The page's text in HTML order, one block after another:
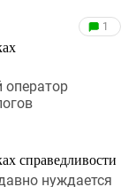
1
справедливости
нуждается